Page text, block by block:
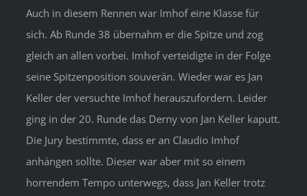
Auch in diesem Rennen war Imhof eine Klasse für
sich. Ab Runde 38 übernahm er die Spitze und zog
gleich an allen vorbei. Imhof verteidigte in der Folge
seine Spitzenposition souverän. Wieder war es Jan
Keller der versuchte Imhof herauszufordern. Leider
ging in der 20. Runde das Derny von Jan Keller kaputt.
Die Jury bestimmte, dass er an Claudio Imhof
anhängen sollte. Dieser war aber mit so einem
horrendem Tempo unterwegs, dass Jan Keller trotz